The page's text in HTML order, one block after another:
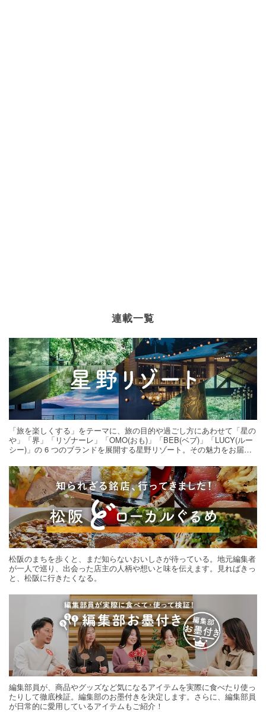
連載一覧
「旅を楽しくする」をテーマに、旅の目的や過ごし方にあわせて「星の
や」「界」「リゾナーレ」「OMO(おも)」「BEB(ベブ)」「LUCY(ルー
シー)」の 6 つのブランドを展開する星野リゾート。その魅力をお届け
松阪のまちを歩くと、まだ知らないおいしさが待っている。地元編集者
が一人で巡り、出会った店主の人柄や想いと味を伝えます。見ればきっ
と、松阪に行きたくなる。
編集部員が、商品やグッズなど気になるアイテムを実際に食べたり使っ
たりして徹底検証。編集部のお墨付きを決定します。さらに、編集部員
が日常的に愛用しているアイテムもご紹介！